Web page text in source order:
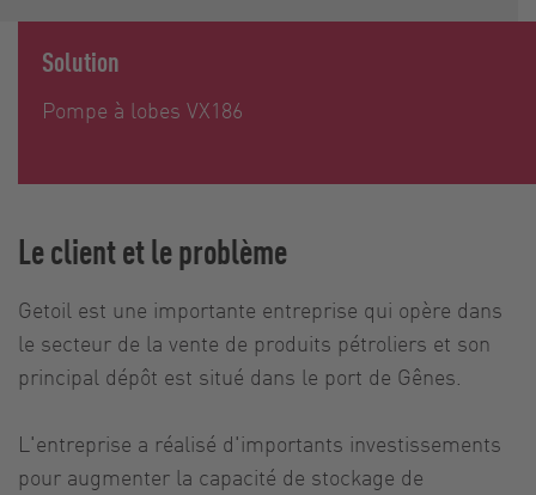
Solution
Pompe à lobes VX186
Le client et le problème
Getoil est une importante entreprise qui opère dans
le secteur de la vente de produits pétroliers et son
principal dépôt est situé dans le port de Gênes.
L'entreprise a réalisé d'importants investissements
pour augmenter la capacité de stockage de